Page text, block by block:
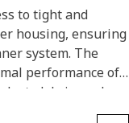
to tight and
housing, ensuring
system. The
performance of
debris, and